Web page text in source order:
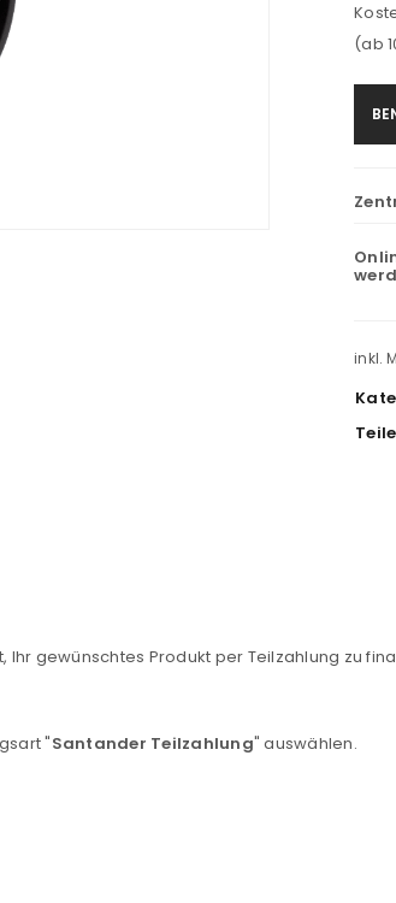
(ab
inkl.
gewünschtes Produkt per Teilzahlung zu
"Santander Teilzahlung" auswählen.